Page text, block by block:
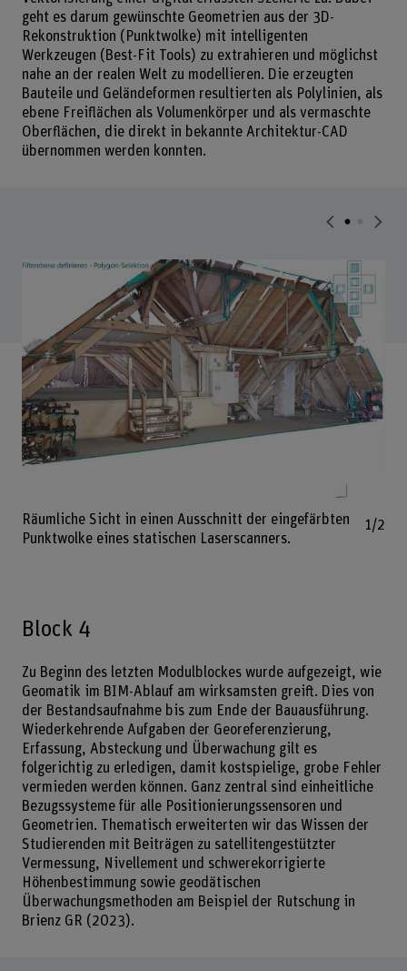
geht es darum gewünschte Geometrien aus der 3D-
Rekonstruktion (Punktwolke) mit intelligenten
Werkzeugen (Best-Fit Tools) zu extrahieren und möglichst
nahe an der realen Welt zu modellieren. Die erzeugten
Bauteile und Geländeformen resultierten als Polylinien, als
ebene Freiflächen als Volumenkörper und als vermaschte
Oberflächen, die direkt in bekannte Architektur-CAD
übernommen werden konnten.
Räumliche Sicht in einen Ausschnitt der eingefärbten
Punktwolke eines statischen Laserscanners.
1/2
Block 4
Zu Beginn des letzten Modulblockes wurde aufgezeigt, wie
Geomatik im BIM-Ablauf am wirksamsten greift. Dies von
der Bestandsaufnahme bis zum Ende der Bauausführung.
Wiederkehrende Aufgaben der Georeferenzierung,
Erfassung, Absteckung und Überwachung gilt es
folgerichtig zu erledigen, damit kostspielige, grobe Fehler
vermieden werden können. Ganz zentral sind einheitliche
Bezugssysteme für alle Positionierungssensoren und
Geometrien. Thematisch erweiterten wir das Wissen der
Studierenden mit Beiträgen zu satellitengestützter
Vermessung, Nivellement und schwerekorrigierte
Höhenbestimmung sowie geodätischen
Überwachungsmethoden am Beispiel der Rutschung in
Brienz GR (2023).